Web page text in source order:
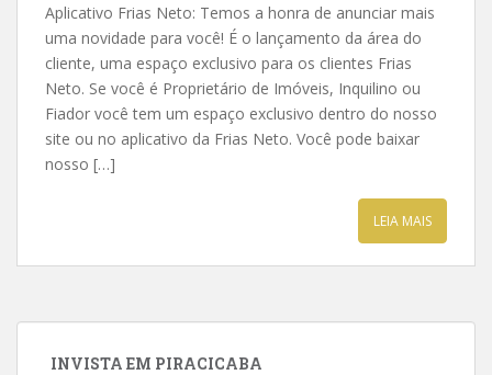
Aplicativo Frias Neto: Temos a honra de anunciar mais
uma novidade para você! É o lançamento da área do
cliente, uma espaço exclusivo para os clientes Frias
Neto. Se você é Proprietário de Imóveis, Inquilino ou
Fiador você tem um espaço exclusivo dentro do nosso
site ou no aplicativo da Frias Neto. Você pode baixar
nosso […]
LEIA MAIS
INVISTA EM PIRACICABA